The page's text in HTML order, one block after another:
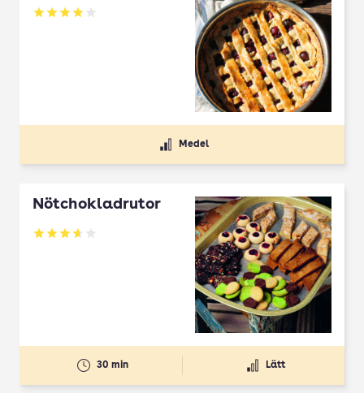
Betyg: 4 av 5
Medel
Nötchokladrutor
Betyg: 3.65 av 5
30 min Lätt